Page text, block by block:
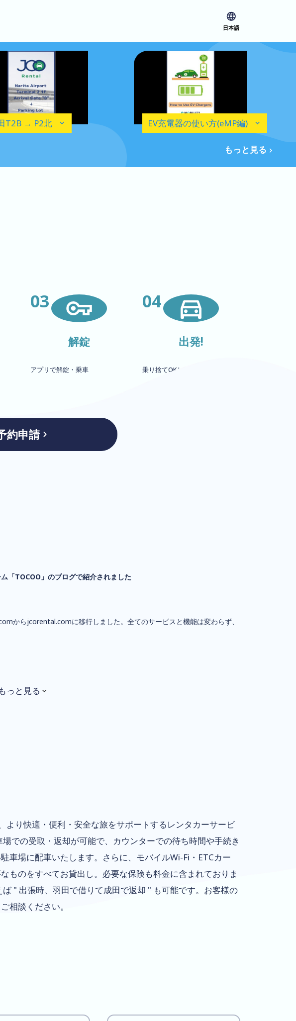
日本語
T2B → P2北 EV充電器の使い方(eMP編)
もっと見る
03
解錠
アプリで解錠・乗車
04
出発!
乗り捨てOK !
約申請
「TOCOO」のブログで紹介されました
からjcorental.comに移行しました。全てのサービスと機能は変わらず、
もっと見る
より快適・便利・安全な旅をサポートするレンタカーサービ
での受取・返却が可能で、カウンターでの待ち時間や手続き
車場に配車いたします。さらに、モバイルWi-Fi・ETCカー
ものをすべてお貸出し。必要な保険も料金に含まれておりま
" 出張時、羽田で借りて成田で返却 " も可能です。お客様の
相談ください。